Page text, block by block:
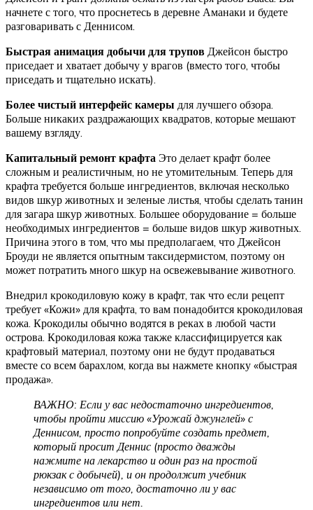
начнете с того, что проснетесь в деревне Аманаки и будете
разговаривать с Деннисом.
Быстрая анимация добычи для трупов Джейсон быстро
приседает и хватает добычу у врагов (вместо того, чтобы
приседать и тщательно искать).
Более чистый интерфейс камеры для лучшего обзора.
Больше никаких раздражающих квадратов, которые мешают
вашему взгляду.
Капитальный ремонт крафта Это делает крафт более
сложным и реалистичным, но не утомительным. Теперь для
крафта требуется больше ингредиентов, включая несколько
видов шкур животных и зеленые листья, чтобы сделать танин
для загара шкур животных. Большее оборудование = больше
необходимых ингредиентов = больше видов шкур животных.
Причина этого в том, что мы предполагаем, что Джейсон
Броуди не является опытным таксидермистом, поэтому он
может потратить много шкур на освежевывание животного.
Внедрил крокодиловую кожу в крафт, так что если рецепт
требует «Кожи» для крафта, то вам понадобится крокодиловая
кожа. Крокодилы обычно водятся в реках в любой части
острова. Крокодиловая кожа также классифицируется как
крафтовый материал, поэтому они не будут продаваться
вместе со всем барахлом, когда вы нажмете кнопку «быстрая
продажа».
ВАЖНО: Если у вас недостаточно ингредиентов,
чтобы пройти миссию «Урожай джунглей» с
Деннисом, просто попробуйте создать предмет,
который просит Деннис (просто дважды
нажмите на лекарство и один раз на простой
рюкзак с добычей), и он продолжит учебник
независимо от того, достаточно ли у вас
ингредиентов или нет.